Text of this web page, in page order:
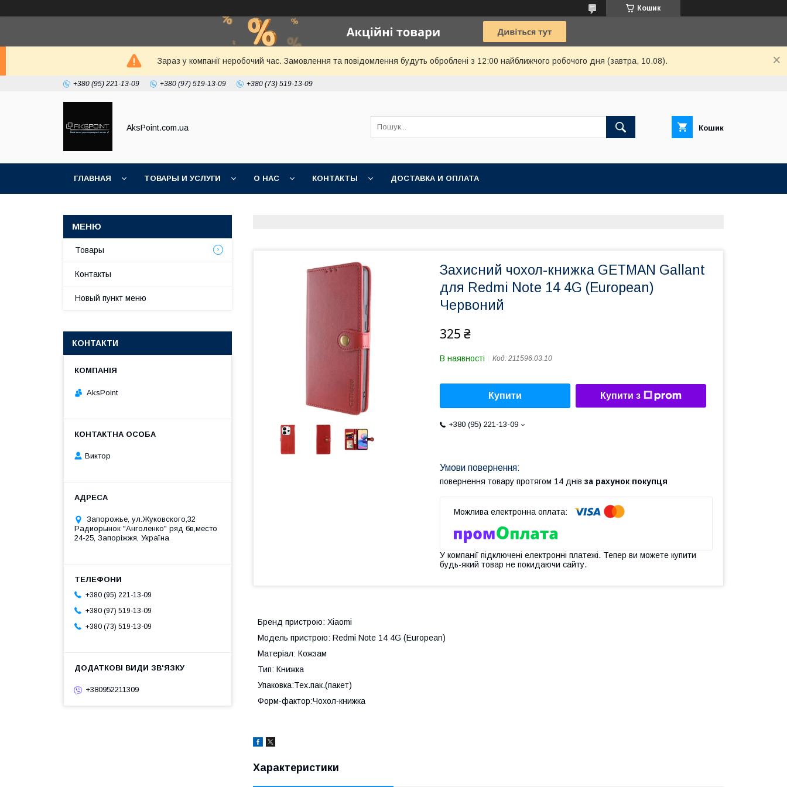
Кошик
Зараз у компанії неробочий час. Замовлення та повідомлення будуть оброблені з 12:00 найближчого робочого дня (завтра, 10.08).
+380 (95) 221-13-09 +380 (97) 519-13-09 +380 (73) 519-13-09
AksPoint.com.ua Кошик
ГЛАВНАЯ ТОВАРЫ И УСЛУГИ О НАС КОНТАКТЫ ДОСТАВКА И ОПЛАТА
Захисний чохол-книжка GETMAN Gallant
для Redmi Note 14 4G (European)
Червоний
325 ₴
В наявності Код: 211596.03.10
Купити Купити з
+380 (95) 221-13-09
повернення товару протягом 14 днів за рахунок покупця
У компанії підключені електронні платежі. Тепер ви можете купити
будь-який товар не покидаючи сайту.
Бренд пристрою: Xiaomi
Модель пристрою: Redmi Note 14 4G (European)
Матеріал: Кожзам
Тип: Книжка
Упаковка:Тех.пак.(пакет)
Форм-фактор:Чохол-книжка
Характеристики
Товары
Контакты
Новый пункт меню
КОНТАКТИ
AksPoint
Виктор
Запорожье, ул.Жуковского,32
Радиорынок "Анголенко" ряд 6в,место
24-25, Запоріжжя, Україна
+380 (95) 221-13-09
+380 (97) 519-13-09
+380 (73) 519-13-09
+380952211309